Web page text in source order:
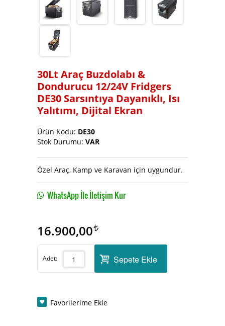
Soğutucu ve Buz Makinası
30Lt Araç Buzdolabı &
Dondurucu 12/24V Fridgers
DE30 Sarsıntıya Dayanıklı, Isı
Yalıtımı, Dijital Ekran
Ürün Kodu: DE30
Stok Durumu: VAR
Özel Araç, Kamp ve Karavan için uygundur.
WhatsApp İle İletişim Kur
16.900,00
Adet: Sepete Ekle
Favorilerime Ekle